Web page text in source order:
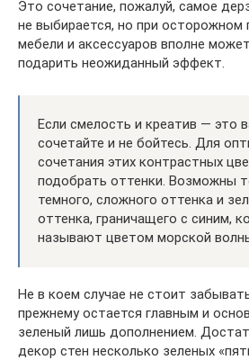
Это сочетание, пожалуй, самое
не выбирается, но при осторожном
мебели и аксессуаров вполне
подарить неожиданный эффект.
Если смелость и креатив — это
сочетайте и не бойтесь. Для
сочетания этих контрастных
подобрать оттенки. Возможны
темного, сложного оттенка и
оттенка, граничащего с синим,
называют цветом морской
Не в коем случае не стоит
прежнему остается главным и
зеленый лишь дополнением.
декор стен несколько зеленых